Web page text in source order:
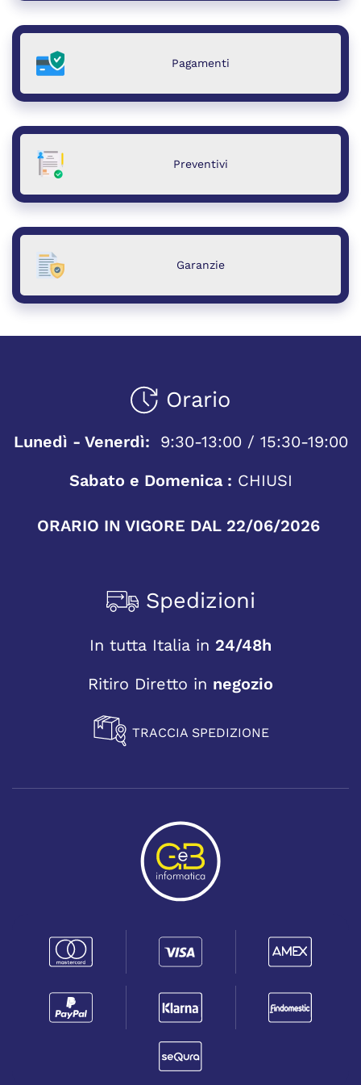
Pagamenti
Preventivi
Garanzie
Orario
Lunedì - Venerdì:
9:30-13:00 / 15:30-19:00
Sabato e Domenica : CHIUSI
ORARIO IN VIGORE DAL 22/06/2026
Spedizioni
In tutta Italia in 24/48h
Ritiro Diretto in negozio
TRACCIA SPEDIZIONE